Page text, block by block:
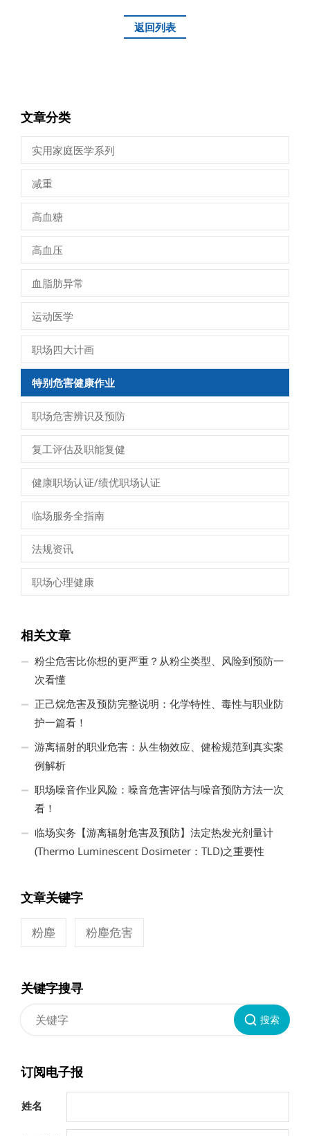
返回列表
文章分类
实用家庭医学系列
减重
高血糖
高血压
血脂肪异常
运动医学
职场四大计画
特别危害健康作业
职场危害辨识及预防
复工评估及职能复健
健康职场认证/绩优职场认证
临场服务全指南
法规资讯
职场心理健康
相关文章
粉尘危害比你想的更严重？从粉尘类型、风险到预防一
次看懂
正己烷危害及预防完整说明：化学特性、毒性与职业防
护一篇看！
游离辐射的职业危害：从生物效应、健检规范到真实案
例解析
职场噪音作业风险：噪音危害评估与噪音预防方法一次
看！
临场实务【游离辐射危害及预防】法定热发光剂量计
(Thermo Luminescent Dosimeter：TLD)之重要性
文章关键字
粉塵 粉塵危害
关键字搜寻
搜索
订阅电子报
姓名